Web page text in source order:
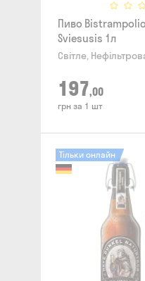
Пиво
Sviesusis 1л
Світле,
197,00
грн за 1 шт
Тільки онлайн